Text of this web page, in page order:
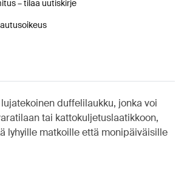
– tilaa uutiskirje
duffelilaukku, jonka voi
tai kattokuljetuslaatikkoon,
lyhyille matkoille että monipäiväisille